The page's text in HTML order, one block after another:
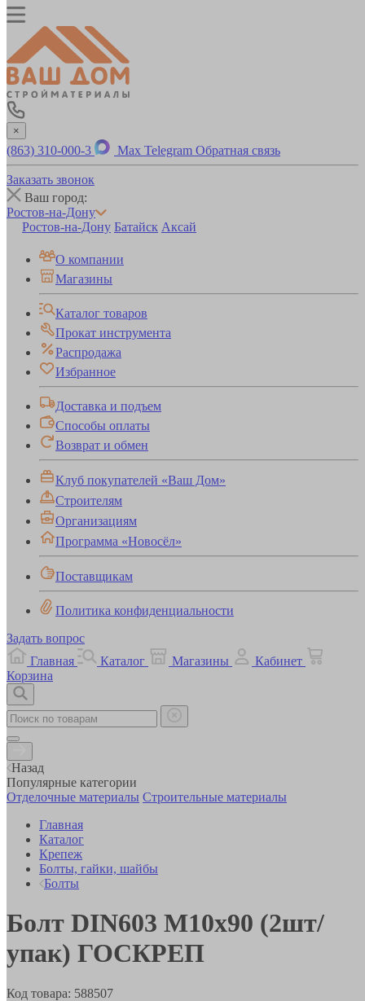
×
(863) 310-000-3 Max Telegram Обратная связь
Заказать звонок
Ваш город:
Ростов-на-Дону
Ростов-на-Дону Батайск Аксай
О компании
Магазины
Каталог товаров
Прокат инструмента
Распродажа
Избранное
Доставка и подъем
Способы оплаты
Возврат и обмен
Клуб покупателей «Ваш Дом»
Строителям
Организациям
Программа «Новосёл»
Поставщикам
Политика конфиденциальности
Задать вопрос
Главная
Каталог Магазины
Кабинет
Корзина
Назад
Популярные категории
Отделочные материалы Строительные материалы
Главная
Каталог
Крепеж
Болты, гайки, шайбы
Болты
Болт DIN603 М10х90 (2шт/
упак) ГОСКРЕП
Код товара: 588507